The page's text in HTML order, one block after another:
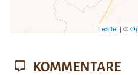
Leaflet| ©
KOMMENTARE